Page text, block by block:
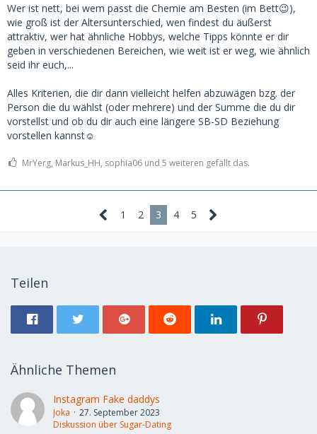
(Erinnert an Skinners Versuche mit Belohnung...)
Wer ist nett, bei wem passt die Chemie am Besten (im Bett😉),
wie groß ist der Altersunterschied, wen findest du äußerst
attraktiv, wer hat ähnliche Hobbys, welche Tipps könnte er dir
geben in verschiedenen Bereichen, wie weit ist er weg, wie ähnlich
seid ihr euch,...
Alles Kriterien, die dir dann vielleicht helfen abzuwägen bzg. der
Person die du wählst (oder mehrere) und der Summe die du dir
vorstellst und ob du dir auch eine längere SB-SD Beziehung
vorstellen kannst☺️
MrYerg, Markus_HH, sophia06 und 5 weiteren gefällt das.
1 2 3 4 5
Teilen
Ähnliche Themen
Instagram Fake daddys
Joka
27. September 2023
Diskussion über Sugar-Dating